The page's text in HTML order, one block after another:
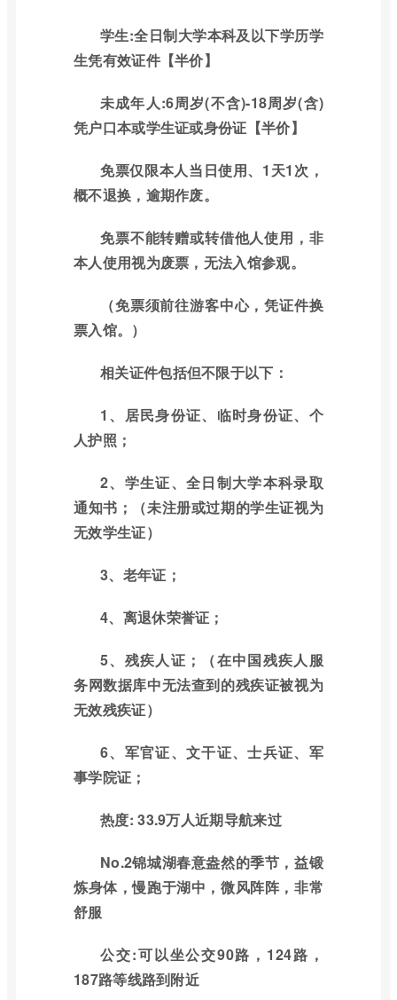
学生:全日制大学本科及以下学历学
生凭有效证件【半价】
未成年人:6周岁(不含)-18周岁(含)
凭户口本或学生证或身份证【半价】
免票仅限本人当日使用、1天1次，
概不退换，逾期作废。
免票不能转赠或转借他人使用，非
本人使用视为废票，无法入馆参观。
（免票须前往游客中心，凭证件换
票入馆。）
相关证件包括但不限于以下：
1、居民身份证、临时身份证、个
人护照；
2、学生证、全日制大学本科录取
通知书；（未注册或过期的学生证视为
无效学生证）
3、老年证；
4、离退休荣誉证；
5、残疾人证；（在中国残疾人服
务网数据库中无法查到的残疾证被视为
无效残疾证）
6、军官证、文干证、士兵证、军
事学院证；
热度: 33.9万人近期导航来过
No.2锦城湖春意盎然的季节，益锻
炼身体，慢跑于湖中，微风阵阵，非常
舒服
公交:可以坐公交90路，124路，
187路等线路到附近